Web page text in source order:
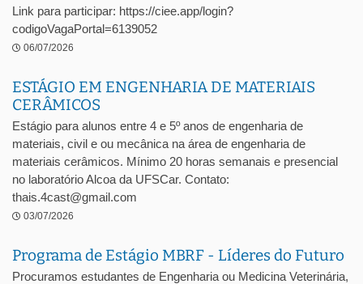
Link para participar: https://ciee.app/login?
codigoVagaPortal=6139052
06/07/2026
ESTÁGIO EM ENGENHARIA DE MATERIAIS
CERÂMICOS
Estágio para alunos entre 4 e 5º anos de engenharia de
materiais, civil e ou mecânica na área de engenharia de
materiais cerâmicos. Mínimo 20 horas semanais e presencial
no laboratório Alcoa da UFSCar. Contato:
thais.4cast@gmail.com
03/07/2026
Programa de Estágio MBRF - Líderes do Futuro
Procuramos estudantes de Engenharia ou Medicina Veterinária,